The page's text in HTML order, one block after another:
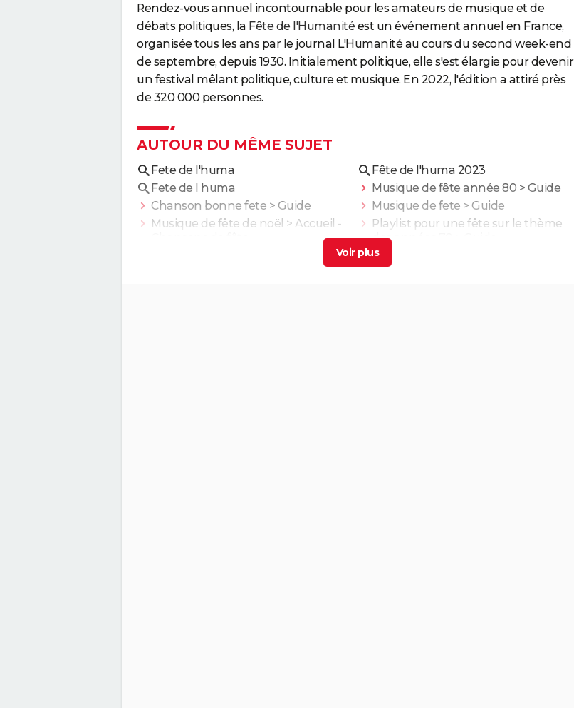
Rendez-vous annuel incontournable pour les amateurs de musique et de
débats politiques, la Fête de l'Humanité est un événement annuel en France,
organisée tous les ans par le journal L'Humanité au cours du second week-end
de septembre, depuis 1930. Initialement politique, elle s'est élargie pour devenir
un festival mêlant politique, culture et musique. En 2022, l'édition a attiré près
de 320 000 personnes.
AUTOUR DU MÊME SUJET
Fete de l'huma
Fête de l'huma 2023
Fete de l huma
Musique de fête année 80 > Guide
Chanson bonne fete > Guide Musique de fete > Guide
Musique de fête de noël > Accueil -
Playlist pour une fête sur le thème
des années 70